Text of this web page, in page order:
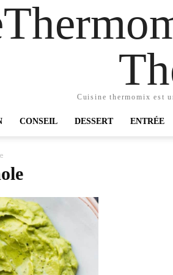
Cuisine thermomix est
CONSEIL DESSERT ENTRÉE